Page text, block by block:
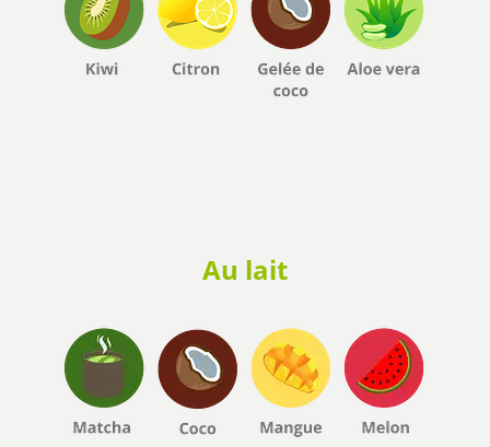
Au lait